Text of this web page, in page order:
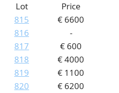
Lot
Price
815
€ 6600
816
-
817
€ 600
818
€ 4000
819
€ 1100
820
€ 6200